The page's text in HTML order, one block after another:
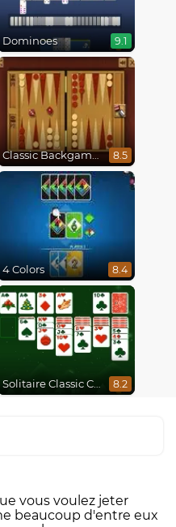
Dominoes 9.1
Classic Backgammon 8.5
4 Colors 8.4
Solitaire Classic Christmas 8.2
vous voulez jeter
beaucoup d'entre eux